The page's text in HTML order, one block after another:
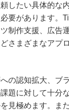
したい具体的な
要があります。
制作支援、広告
さまざまなアプ
の認知拡大、ブ
課題に対して十分
見極めます。また